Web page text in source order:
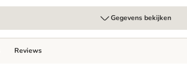
Gegevens bekijken
Reviews